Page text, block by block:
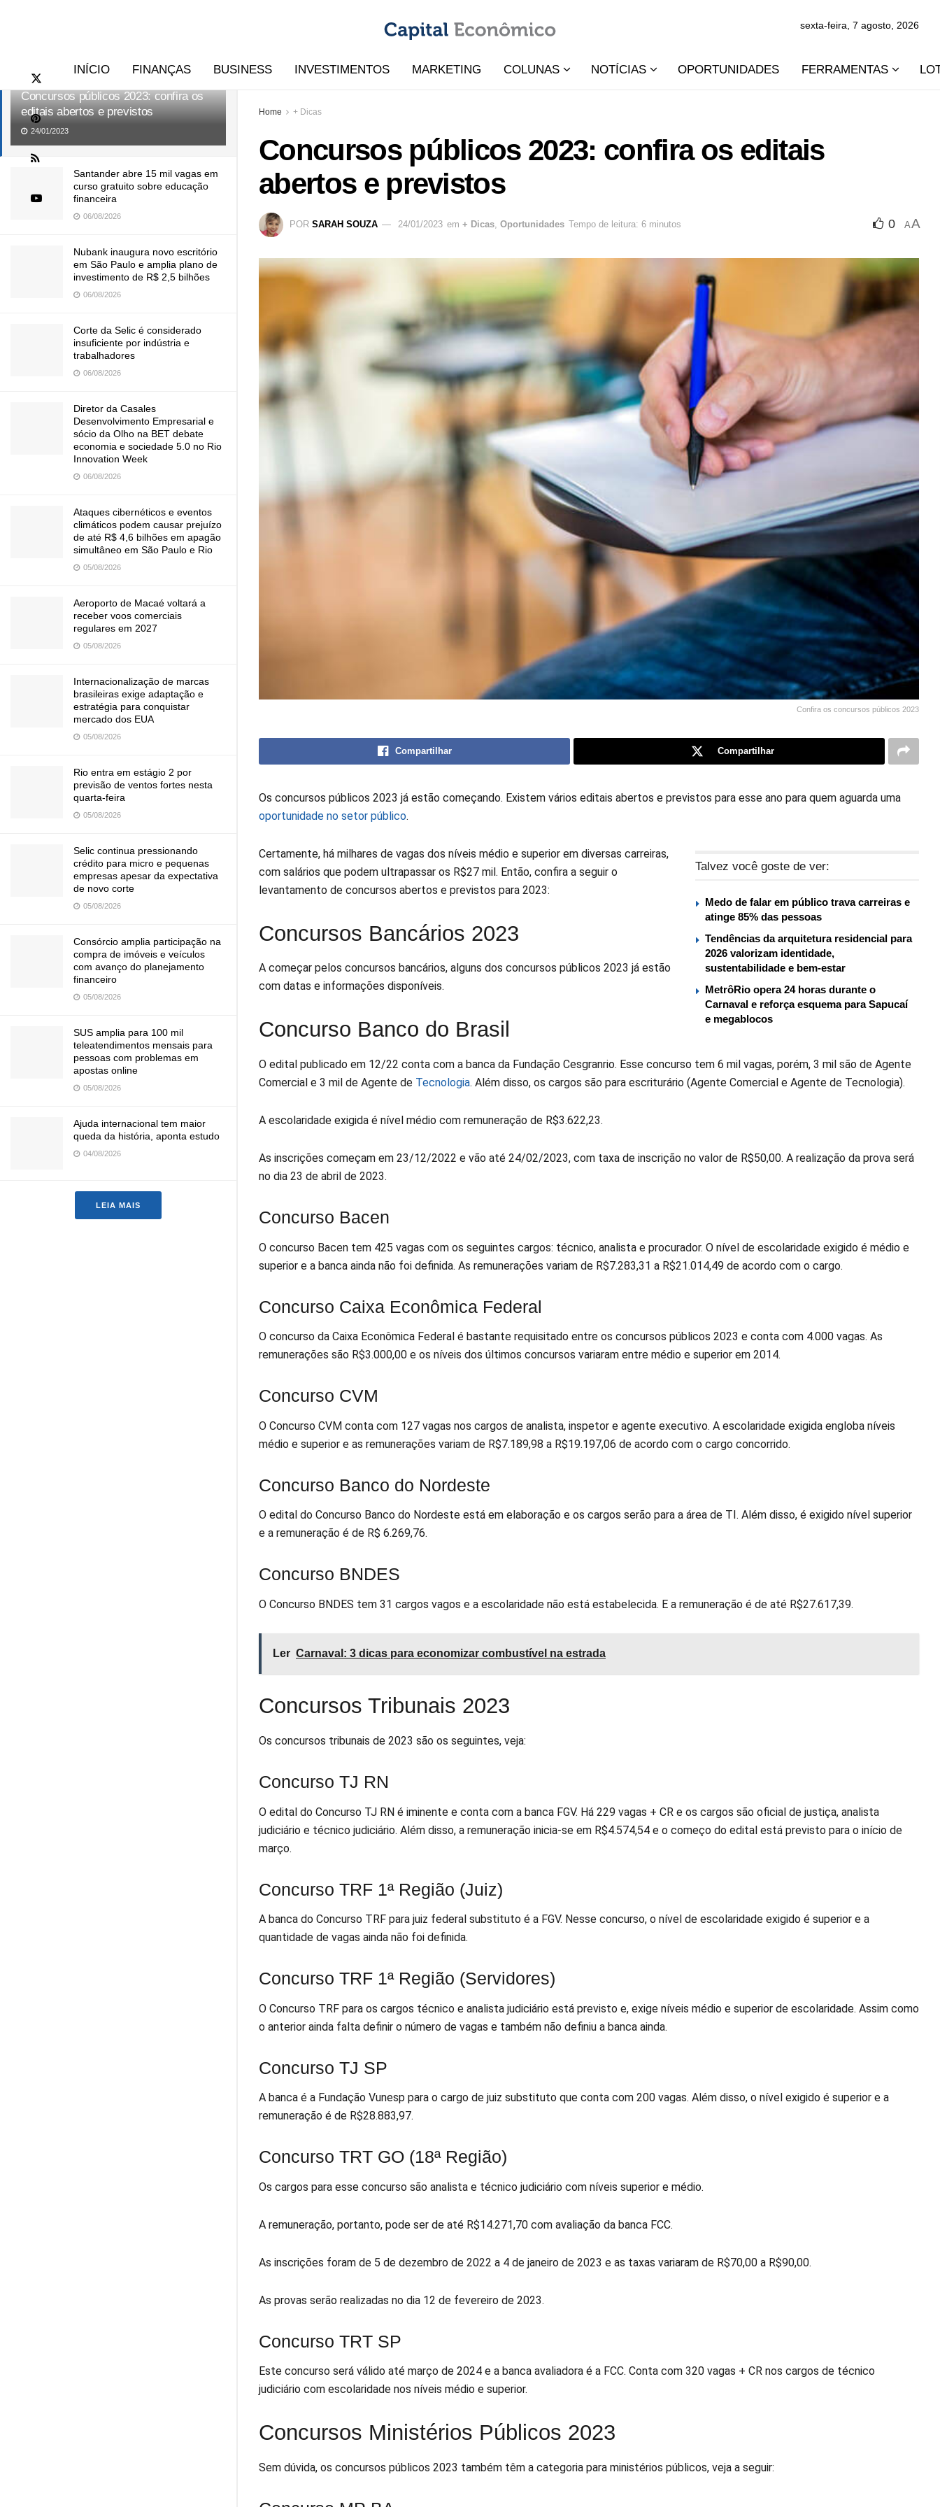
Concursos públicos 2023: confira os
editais abertos e previstos
24/01/2023
Santander abre 15 mil vagas em
curso gratuito sobre educação
financeira
06/08/2026
Nubank inaugura novo escritório
em São Paulo e amplia plano de
investimento de R$ 2,5 bilhões
06/08/2026
Corte da Selic é considerado
insuficiente por indústria e
trabalhadores
06/08/2026
Diretor da Casales
Desenvolvimento Empresarial e
sócio da Olho na BET debate
economia e sociedade 5.0 no Rio
Innovation Week
06/08/2026
Ataques cibernéticos e eventos
climáticos podem causar prejuízo
de até R$ 4,6 bilhões em apagão
simultâneo em São Paulo e Rio
05/08/2026
Aeroporto de Macaé voltará a
receber voos comerciais
regulares em 2027
05/08/2026
Internacionalização de marcas
brasileiras exige adaptação e
estratégia para conquistar
mercado dos EUA
05/08/2026
Rio entra em estágio 2 por
previsão de ventos fortes nesta
quarta-feira
05/08/2026
Selic continua pressionando
crédito para micro e pequenas
empresas apesar da expectativa
de novo corte
05/08/2026
Consórcio amplia participação na
compra de imóveis e veículos
com avanço do planejamento
financeiro
05/08/2026
SUS amplia para 100 mil
teleatendimentos mensais para
pessoas com problemas em
apostas online
05/08/2026
Ajuda internacional tem maior
queda da história, aponta estudo
04/08/2026
LEIA MAIS
sexta-feira, 7 agosto, 2026
INÍCIO FINANÇAS BUSINESS INVESTIMENTOS MARKETING COLUNAS NOTÍCIAS OPORTUNIDADES FERRAMENTAS
Home + Dicas
Concursos públicos 2023: confira os editais
abertos e previstos
POR SARAH SOUZA 24/01/2023 em + Dicas Oportunidades Tempo de leitura: 6 minutos 0 AA
Confira os concursos públicos 2023
Compartilhar Compartilhar
Os concursos públicos 2023 já estão começando. Existem vários editais abertos e previstos para esse ano para quem aguarda uma
oportunidade no setor público.
Talvez você goste de ver:
Medo de falar em público trava carreiras e
atinge 85% das pessoas
Tendências da arquitetura residencial para
2026 valorizam identidade,
sustentabilidade e bem-estar
MetrôRio opera 24 horas durante o
Carnaval e reforça esquema para Sapucaí
e megablocos
Certamente, há milhares de vagas dos níveis médio e superior em diversas carreiras,
com salários que podem ultrapassar os R$27 mil. Então, confira a seguir o
levantamento de concursos abertos e previstos para 2023:
Concursos Bancários 2023
A começar pelos concursos bancários, alguns dos concursos públicos 2023 já estão
com datas e informações disponíveis.
Concurso Banco do Brasil
O edital publicado em 12/22 conta com a banca da Fundação Cesgranrio. Esse concurso tem 6 mil vagas, porém, 3 mil são de Agente
Comercial e 3 mil de Agente de Tecnologia. Além disso, os cargos são para escriturário (Agente Comercial e Agente de Tecnologia).
A escolaridade exigida é nível médio com remuneração de R$3.622,23.
As inscrições começam em 23/12/2022 e vão até 24/02/2023, com taxa de inscrição no valor de R$50,00. A realização da prova será
no dia 23 de abril de 2023.
Concurso Bacen
O concurso Bacen tem 425 vagas com os seguintes cargos: técnico, analista e procurador. O nível de escolaridade exigido é médio e
superior e a banca ainda não foi definida. As remunerações variam de R$7.283,31 a R$21.014,49 de acordo com o cargo.
Concurso Caixa Econômica Federal
O concurso da Caixa Econômica Federal é bastante requisitado entre os concursos públicos 2023 e conta com 4.000 vagas. As
remunerações são R$3.000,00 e os níveis dos últimos concursos variaram entre médio e superior em 2014.
Concurso CVM
O Concurso CVM conta com 127 vagas nos cargos de analista, inspetor e agente executivo. A escolaridade exigida engloba níveis
médio e superior e as remunerações variam de R$7.189,98 a R$19.197,06 de acordo com o cargo concorrido.
Concurso Banco do Nordeste
O edital do Concurso Banco do Nordeste está em elaboração e os cargos serão para a área de TI. Além disso, é exigido nível superior
e a remuneração é de R$ 6.269,76.
Concurso BNDES
O Concurso BNDES tem 31 cargos vagos e a escolaridade não está estabelecida. E a remuneração é de até R$27.617,39.
Ler Carnaval: 3 dicas para economizar combustível na estrada
Concursos Tribunais 2023
Os concursos tribunais de 2023 são os seguintes, veja:
Concurso TJ RN
O edital do Concurso TJ RN é iminente e conta com a banca FGV. Há 229 vagas + CR e os cargos são oficial de justiça, analista
judiciário e técnico judiciário. Além disso, a remuneração inicia-se em R$4.574,54 e o começo do edital está previsto para o início de
março.
Concurso TRF 1ª Região (Juiz)
A banca do Concurso TRF para juiz federal substituto é a FGV. Nesse concurso, o nível de escolaridade exigido é superior e a
quantidade de vagas ainda não foi definida.
Concurso TRF 1ª Região (Servidores)
O Concurso TRF para os cargos técnico e analista judiciário está previsto e, exige níveis médio e superior de escolaridade. Assim como
o anterior ainda falta definir o número de vagas e também não definiu a banca ainda.
Concurso TJ SP
A banca é a Fundação Vunesp para o cargo de juiz substituto que conta com 200 vagas. Além disso, o nível exigido é superior e a
remuneração é de R$28.883,97.
Concurso TRT GO (18ª Região)
Os cargos para esse concurso são analista e técnico judiciário com níveis superior e médio.
A remuneração, portanto, pode ser de até R$14.271,70 com avaliação da banca FCC.
As inscrições foram de 5 de dezembro de 2022 a 4 de janeiro de 2023 e as taxas variaram de R$70,00 a R$90,00.
As provas serão realizadas no dia 12 de fevereiro de 2023.
Concurso TRT SP
Este concurso será válido até março de 2024 e a banca avaliadora é a FCC. Conta com 320 vagas + CR nos cargos de técnico
judiciário com escolaridade nos níveis médio e superior.
Concursos Ministérios Públicos 2023
Sem dúvida, os concursos públicos 2023 também têm a categoria para ministérios públicos, veja a seguir: